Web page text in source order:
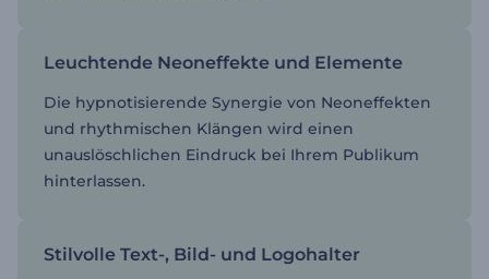
Leuchtende Neoneffekte und Elemente
Die hypnotisierende Synergie von Neoneffekten
und rhythmischen Klängen wird einen
unauslöschlichen Eindruck bei Ihrem Publikum
hinterlassen.
Stilvolle Text-, Bild- und Logohalter